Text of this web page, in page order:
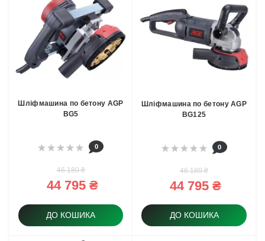
Шліфмашина по бетону AGP
BG5
0
46 180 ₴
44 795 ₴
ДО КОШИКА
Шліфмашина по бетону AGP
BG125
0
46 180 ₴
44 795 ₴
ДО КОШИКА